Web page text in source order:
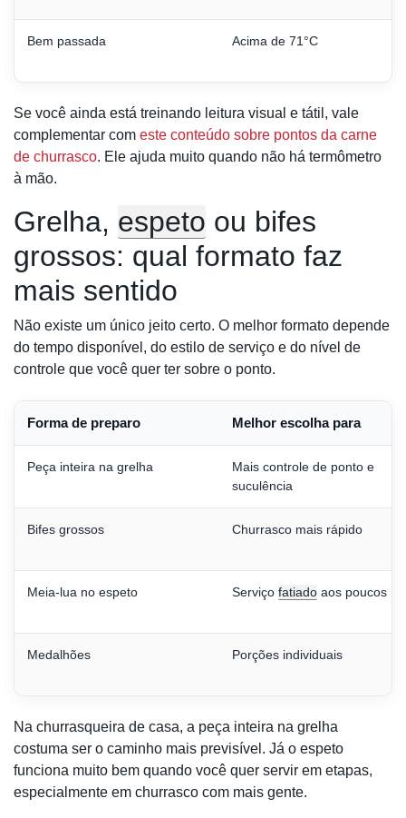
Bem passada Acima de 71°C
Se você ainda está treinando leitura visual e tátil, vale
complementar com este conteúdo sobre pontos da carne
de churrasco. Ele ajuda muito quando não há termômetro
à mão.
Grelha, espeto ou bifes
grossos: qual formato faz
mais sentido
Não existe um único jeito certo. O melhor formato depende
do tempo disponível, do estilo de serviço e do nível de
controle que você quer ter sobre o ponto.
Forma de preparo Melhor escolha para
Peça inteira na grelha
Mais controle de ponto e
suculência
Bifes grossos Churrasco mais rápido
Meia-lua no espeto Serviço fatiado aos poucos
Medalhões Porções individuais
Na churrasqueira de casa, a peça inteira na grelha
costuma ser o caminho mais previsível. Já o espeto
funciona muito bem quando você quer servir em etapas,
especialmente em churrasco com mais gente.